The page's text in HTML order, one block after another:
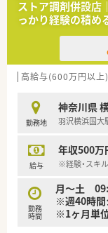
■ 駅前やショ
戦略を採り地
【こんな方が
■ 大手ではな
く腰を据えて
みたいという
■ 若い世代
成長意欲の
ストア調剤併設店
っかり経験の積め
高給与(600万円以上)
勤務地
神奈川県
羽沢横浜国大
給与
年収500万
※経験・スキ
勤務
時間
月～土
※週40時間
※1ヶ月単